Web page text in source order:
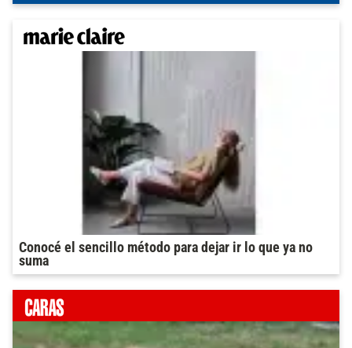
Conocé el sencillo método para dejar ir lo que ya no
suma